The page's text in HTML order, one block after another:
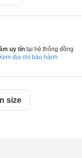
uy tín tại hệ thống đồng
địa chỉ bảo hành
size